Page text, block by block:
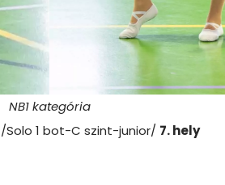
NB1 kategória
/Solo 1 bot-C szint-junior/ 7. hely